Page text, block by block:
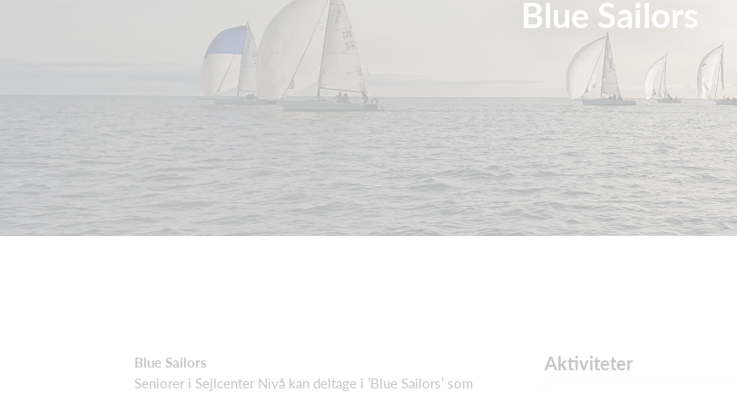
Blue Sailors
Blue Sailors
Seniorer i Sejlcenter Nivå kan deltage i ’Blue Sailors’ som
Aktiviteter